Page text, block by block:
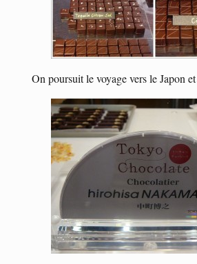
On poursuit le voyage vers le Japon et